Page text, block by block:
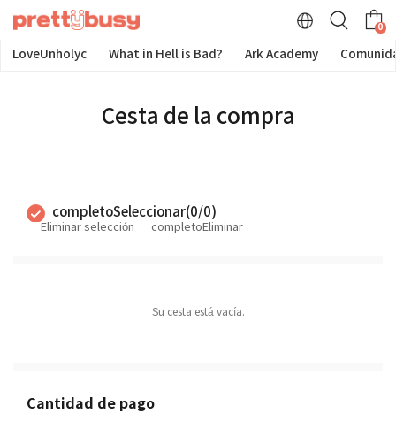
0
LoveUnholyc What in Hell is Bad? Ark Academy
Cesta de la compra
completoSeleccionar(0/0)
Eliminar selección completoEliminar
Su cesta está vacía.
Cantidad de pago